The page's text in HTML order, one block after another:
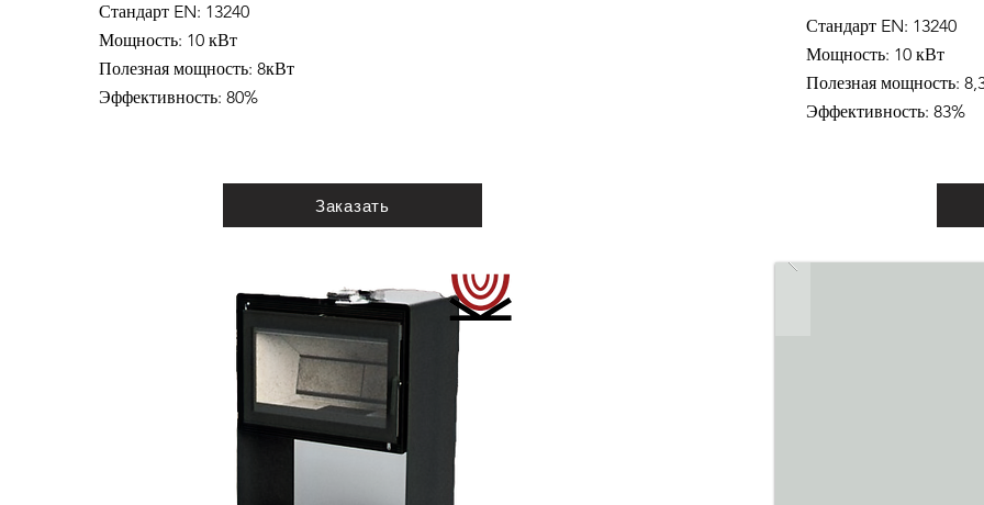
Стандарт EN: 13240
Мощность: 10 кВт
Полезная мощность: 8кВт
Эффективность: 80%
Заказать
Стандарт EN: 13240
Мощность: 10 кВт
Полезная мощность:
Эффективность: 83%